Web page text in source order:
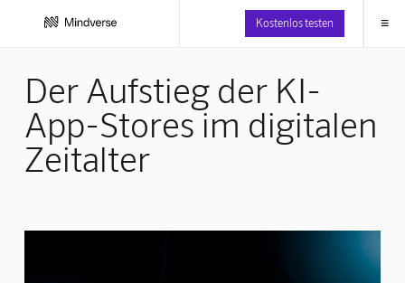
Kostenlos testen ≡
Der Aufstieg der KI-
App-Stores im digitalen
Zeitalter